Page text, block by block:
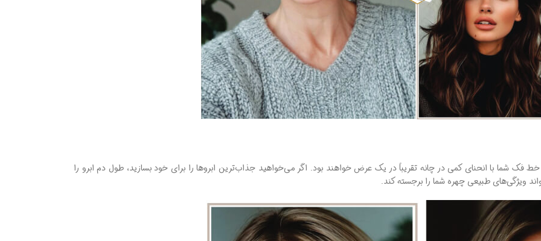
فک شما با انحنای کمی در چانه تقریباً در یک عرض خواهند بود. اگر می‌خواهید جذاب‌ترین ابروها را برای خود بسازید، طول دم ابرو را
ویژگی‌های طبیعی چهره شما را برجسته کند.